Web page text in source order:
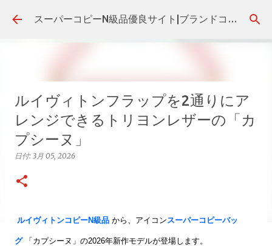
スキップしてメイン コンテンツに移動 スーパーコピーN級品優良サイト|ブランドコピー代引き・後払いの販売店！
ルイヴィトンフラップを2通りにア
レンジできるトリヨンレザーの「カ
プシーヌ」
日付: 3月 05, 2026
ルイヴィトンコピーN級品 から、アイコンスーパーコピーバッ
グ 「カプシーヌ」の2026年新作モデルが登場します。